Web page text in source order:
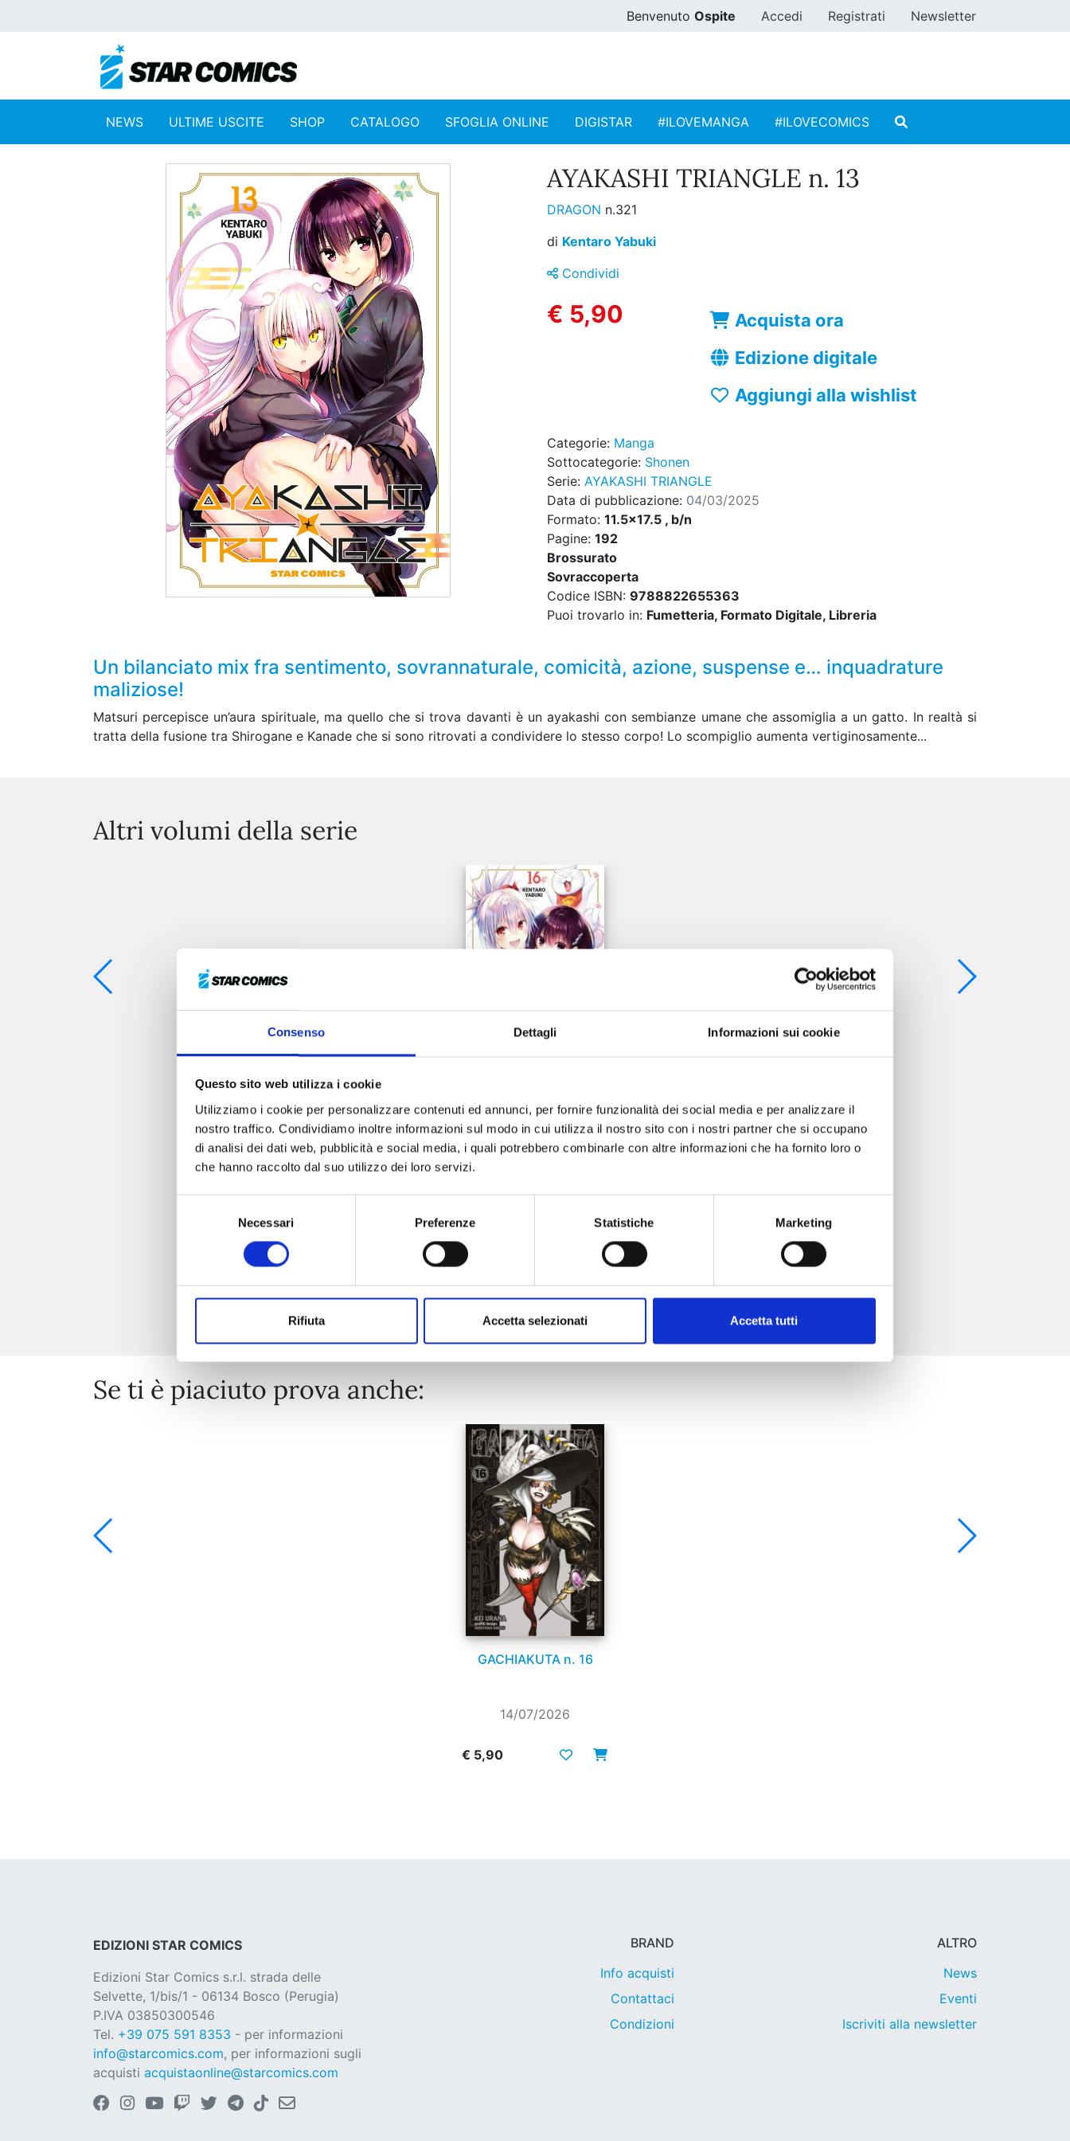
Consenso Dettagli Informazioni sui cookie
Questo sito web utilizza i cookie
Utilizziamo i cookie per personalizzare contenuti ed annunci, per fornire funzionalità dei social media e per analizzare il
nostro traffico. Condividiamo inoltre informazioni sul modo in cui utilizza il nostro sito con i nostri partner che si occupano
di analisi dei dati web, pubblicità e social media, i quali potrebbero combinarle con altre informazioni che ha fornito loro o
che hanno raccolto dal suo utilizzo dei loro servizi.
Necessari Preferenze Statistiche Marketing
Rifiuta Accetta selezionati Accetta tutti
Benvenuto Ospite Accedi Registrati Newsletter
NEWS ULTIME USCITE SHOP CATALOGO SFOGLIA ONLINE DIGISTAR #ILOVEMANGA #ILOVECOMICS
AYAKASHI TRIANGLE n. 13
DRAGON n.321
di Kentaro Yabuki
Condividi
€ 5,90
Acquista ora
Edizione digitale
Aggiungi alla wishlist
Categorie: Manga
Sottocategorie: Shonen
Serie: AYAKASHI TRIANGLE
Data di pubblicazione: 04/03/2025
Formato: 11.5x17.5 , b/n
Pagine: 192
Brossurato
Sovraccoperta
Codice ISBN: 9788822655363
Puoi trovarlo in: Fumetteria, Formato Digitale, Libreria
Un bilanciato mix fra sentimento, sovrannaturale, comicità, azione, suspense e… inquadrature
maliziose!
Matsuri percepisce un’aura spirituale, ma quello che si trova davanti è un ayakashi con sembianze umane che assomiglia a un gatto. In realtà si
tratta della fusione tra Shirogane e Kanade che si sono ritrovati a condividere lo stesso corpo! Lo scompiglio aumenta vertiginosamente...
Altri volumi della serie
13/01/2026
€ 5,90
Mostra tutto
Se ti è piaciuto prova anche:
GACHIAKUTA n. 16
14/07/2026
€ 5,90
EDIZIONI STAR COMICS
Edizioni Star Comics s.r.l. strada delle
Selvette, 1/bis/1 - 06134 Bosco (Perugia)
P.IVA 03850300546
Tel. +39 075 591 8353 - per informazioni
info@starcomics.com, per informazioni sugli
acquisti acquistaonline@starcomics.com
BRAND
Info acquisti
Contattaci
Condizioni
ALTRO
News
Eventi
Iscriviti alla newsletter